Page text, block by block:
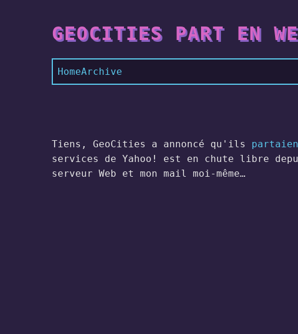
GEOCITIES PART EN
HomeArchive
Tiens, GeoCities a annoncé qu'ils
services de Yahoo! est en chute libre
serveur Web et mon mail moi-même…